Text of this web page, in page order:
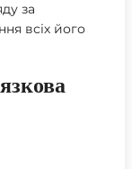
за
всіх його